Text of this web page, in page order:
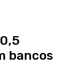
bancos